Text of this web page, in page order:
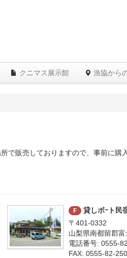
クニマス展示館 漁協から
販売しておりますので、事前に購
F
貸しボｰト民
〒401-0332
山梨県南都留郡
電話番号: 0555-
FAX: 0555-82-